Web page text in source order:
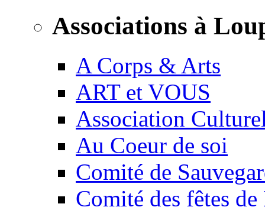
Associations à
A Corps & Arts
ART et VOUS
Association
Au Coeur de soi
Comité de
Comité des fêtes